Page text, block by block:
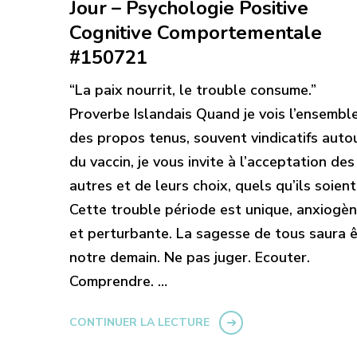
Jour – Psychologie Positive
Cognitive Comportementale
#150721
“La paix nourrit, le trouble consume.”
Proverbe Islandais Quand je vois
des propos tenus, souvent vindicatifs
du vaccin, je vous invite à l’acceptation des
autres et de leurs choix, quels qu’ils
Cette trouble période est unique,
et perturbante. La sagesse de tous saura
notre demain. Ne pas juger. Ecouter.
Comprendre. …
CONTINUER LA LECTURE